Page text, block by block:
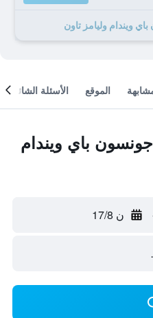
الموقع الأسئلة الشائعة
باي ويندام
ن 17/8